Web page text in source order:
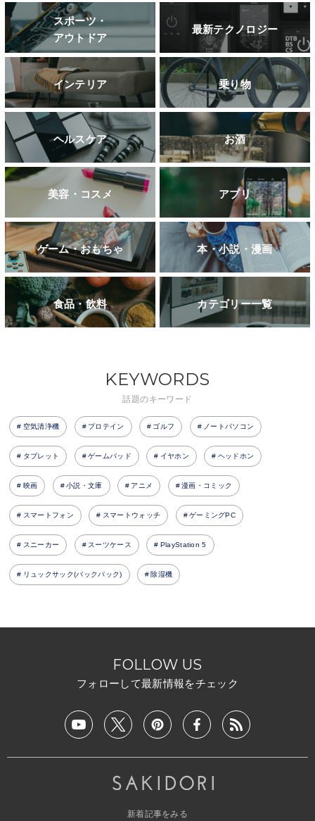
スポーツ・
アウトドア
最新テクノロジー
インテリア 乗り物
ヘルスケア お酒
美容・コスメ アプリ
ゲーム・おもちゃ 本・小説・漫画
食品・飲料 カテゴリー一覧
KEYWORDS
話題のキーワード
空気清浄機 プロテイン ゴルフ ノートパソコン
タブレット ゲームパッド イヤホン ヘッドホン
映画 小説・文庫 アニメ 漫画・コミック
スマートフォン スマートウォッチ ゲーミングPC
スニーカー スーツケース PlayStation 5
リュックサック(バックパック) 除湿機
FOLLOW US
フォローして最新情報をチェック
新着記事をみる